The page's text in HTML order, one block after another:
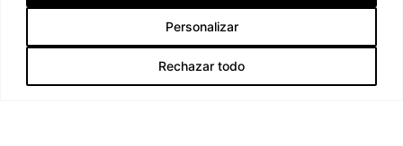
Personalizar
Rechazar todo
Aviso legal
Finalizar Compra